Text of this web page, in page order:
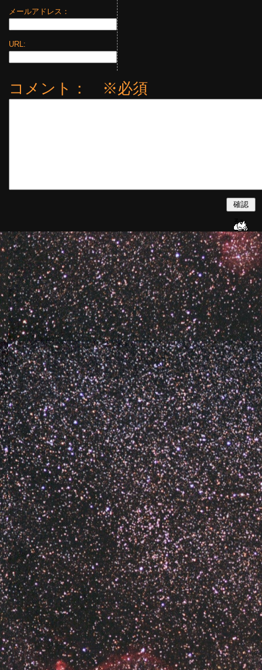
メールアドレス：
URL:
コメント： ※必須